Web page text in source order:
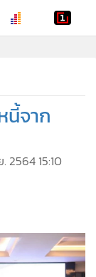
นี้จาก
. 2564 15:10